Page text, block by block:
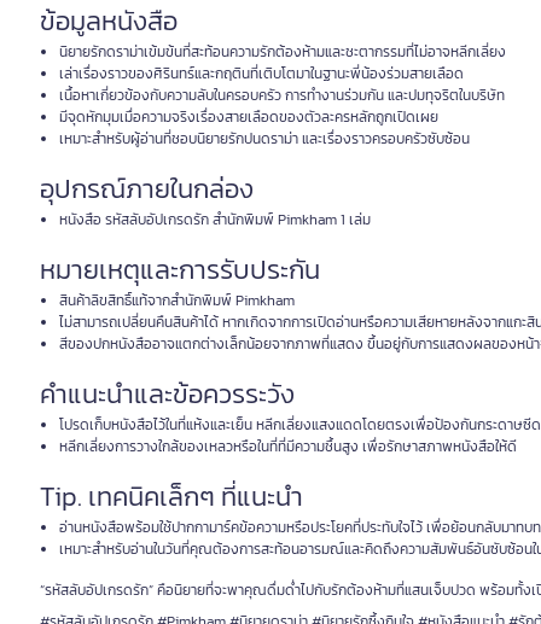
ข้อมูลหนังสือ
นิยายรักดราม่าเข้มข้นที่สะท้อนความรักต้องห้ามและชะตากรรมที่ไม่อาจหลีกเลี่ยง
เล่าเรื่องราวของศิรินทร์และกฤตินที่เติบโตมาในฐานะพี่น้องร่วมสายเลือด
เนื้อหาเกี่ยวข้องกับความลับในครอบครัว การทำงานร่วมกัน และปมทุจริตในบริษัท
มีจุดหักมุมเมื่อความจริงเรื่องสายเลือดของตัวละครหลักถูกเปิดเผย
เหมาะสำหรับผู้อ่านที่ชอบนิยายรักปนดราม่า และเรื่องราวครอบครัวซับซ้อน
อุปกรณ์ภายในกล่อง
หนังสือ รหัสลับอัปเกรดรัก สำนักพิมพ์ Pimkham 1 เล่ม
หมายเหตุและการรับประกัน
สินค้าลิขสิทธิ์แท้จากสำนักพิมพ์ Pimkham
ไม่สามารถเปลี่ยนคืนสินค้าได้ หากเกิดจากการเปิดอ่านหรือความเสียหายหลังจากแกะสิ
สีของปกหนังสืออาจแตกต่างเล็กน้อยจากภาพที่แสดง ขึ้นอยู่กับการแสดงผลของหน้
คำแนะนำและข้อควรระวัง
โปรดเก็บหนังสือไว้ในที่แห้งและเย็น หลีกเลี่ยงแสงแดดโดยตรงเพื่อป้องกันกระดาษซี
หลีกเลี่ยงการวางใกล้ของเหลวหรือในที่ที่มีความชื้นสูง เพื่อรักษาสภาพหนังสือให้ดี
Tip. เทคนิคเล็กๆ ที่แนะนำ
อ่านหนังสือพร้อมใช้ปากกามาร์คข้อความหรือประโยคที่ประทับใจไว้ เพื่อย้อนกลับมาทบ
เหมาะสำหรับอ่านในวันที่คุณต้องการสะท้อนอารมณ์และคิดถึงความสัมพันธ์อันซับซ้อน
“รหัสลับอัปเกรดรัก” คือนิยายที่จะพาคุณดื่มด่ำไปกับรักต้องห้ามที่แสนเจ็บปวด พร้อมทั้ง